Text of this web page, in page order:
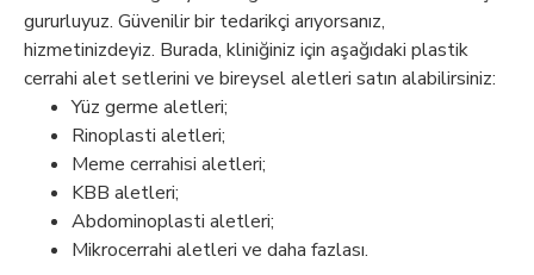
gururluyuz. Güvenilir bir tedarikçi arıyorsanız,
hizmetinizdeyiz. Burada, kliniğiniz için aşağıdaki plastik
cerrahi alet setlerini ve bireysel aletleri satın alabilirsiniz:
Yüz germe aletleri;
Rinoplasti aletleri;
Meme cerrahisi aletleri;
KBB aletleri;
Abdominoplasti aletleri;
Mikrocerrahi aletleri ve daha fazlası.